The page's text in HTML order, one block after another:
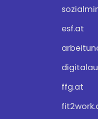
esf.at
ffg.at